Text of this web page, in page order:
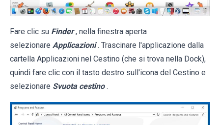
Fare clic su Finder , nella finestra aperta
selezionare Applicazioni . Trascinare l'applicazione dalla
cartella Applicazioni nel Cestino (che si trova nella Dock),
quindi fare clic con il tasto destro sull'icona del Cestino e
selezionare Svuota cestino .